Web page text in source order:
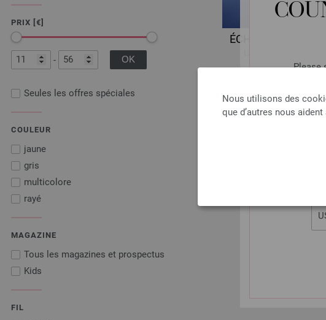
Please
Nous utilisons des
que d’autres nous
PRIX [€]
-
Seules les offres spéciales
COULEUR
jaune
gris
multicolore
rayé
MAGAZINE
Tous les magazines et prospectus
Kids
FIL
ÉCHARPE Cool
25,20